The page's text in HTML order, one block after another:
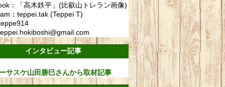
：「高木鉄平」(比叡山トレラン画像)
：teppei.tak (Teppei T)
インタビュー記事
サスケ山田勝巳さんから取材記事